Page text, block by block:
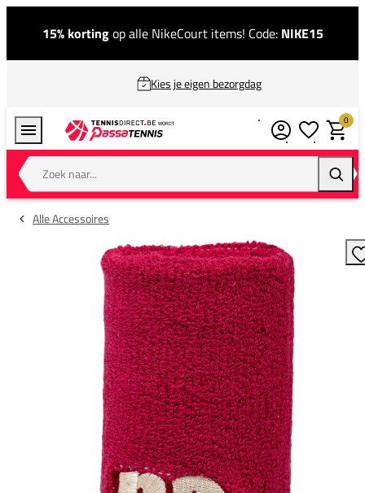
15% kortingop alle NikeCourt items! Code: NIKE15
Kies je eigen bezorgdag
Zoek naar...
0
Alle Accessoires